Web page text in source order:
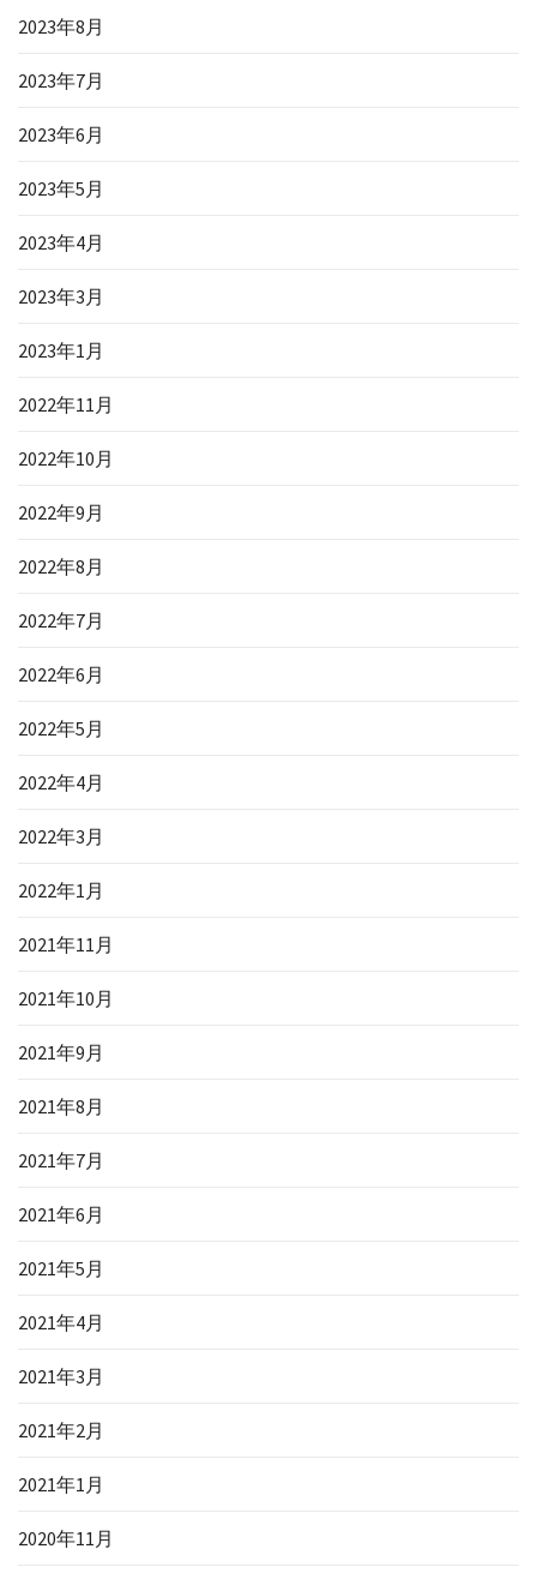
2023年8月
2023年7月
2023年6月
2023年5月
2023年4月
2023年3月
2023年1月
2022年11月
2022年10月
2022年9月
2022年8月
2022年7月
2022年6月
2022年5月
2022年4月
2022年3月
2022年1月
2021年11月
2021年10月
2021年9月
2021年8月
2021年7月
2021年6月
2021年5月
2021年4月
2021年3月
2021年2月
2021年1月
2020年11月